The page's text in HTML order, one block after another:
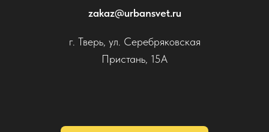
г. Тверь, ул. Серебряковская
Пристань, 15А
zakaz@urbansvet.ru